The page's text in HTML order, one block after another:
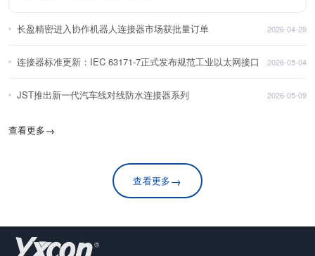
长盈精密进入协作机器人连接器市场获批量订单 2026-04-29
连接器标准更新：IEC 63171-7正式发布规范工业以太网接口 2026-05-04
JST推出新一代汽车线对线防水连接器系列 2026-05-09
查看更多→
查看更多→